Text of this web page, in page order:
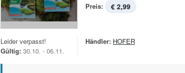
Preis: € 2,99
Leider verpasst!
Gültig: 30.10. - 06.11.
Händler: HOFER